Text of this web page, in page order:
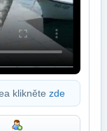
klikněte zde